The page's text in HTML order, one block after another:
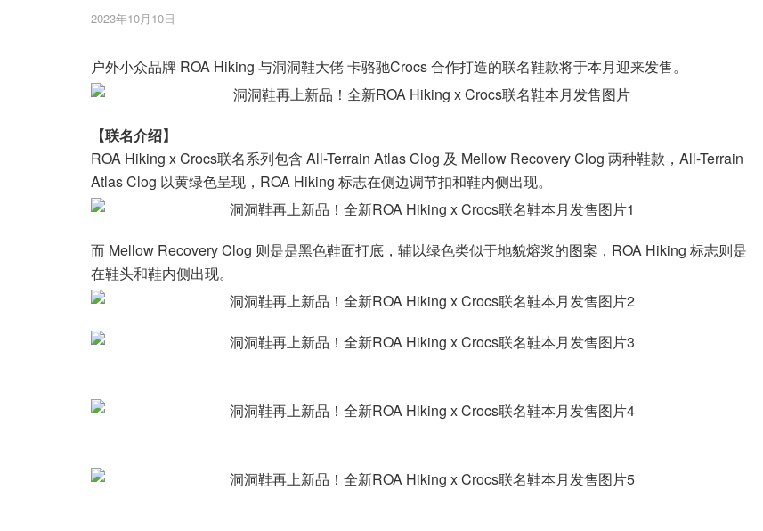
2023年10月10日
户外小众品牌 ROA Hiking 与洞洞鞋大佬 卡骆驰Crocs 合作打造的联名鞋款将于本月迎来发售。
【联名介绍】
ROA Hiking x Crocs联名系列包含 All-Terrain Atlas Clog 及 Mellow Recovery Clog 两种鞋款，All-Terrain
Atlas Clog 以黄绿色呈现，ROA Hiking 标志在侧边调节扣和鞋内侧出现。
而 Mellow Recovery Clog 则是是黑色鞋面打底，辅以绿色类似于地貌熔浆的图案，ROA Hiking 标志则是
在鞋头和鞋内侧出现。